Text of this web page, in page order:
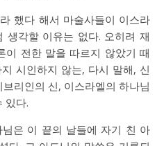
했다 해서 마술사들이 이스라
생각할 이유는 없다. 오히려 재
이 전한 말을 따르지 않았기 때
시인하지 않는, 다시 말해, 신
리인의 신, 이스라엘의 하나님
있다.
은 이 끝의 날들에 자기 친 아